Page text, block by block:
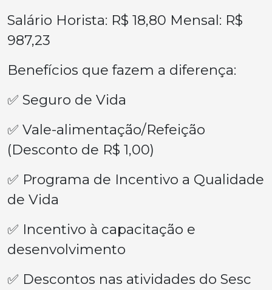
Salário Horista: R$ 18,80 Mensal: R$
987,23
Benefícios que fazem a diferença:
✅ Seguro de Vida
✅ Vale-alimentação/Refeição
(Desconto de R$ 1,00)
✅ Programa de Incentivo a Qualidade
de Vida
✅ Incentivo à capacitação e
desenvolvimento
✅ Descontos nas atividades do Sesc